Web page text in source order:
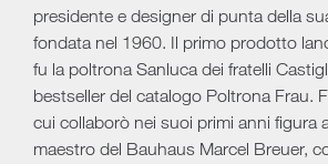
presidente e designer di punta della
fondata nel 1960. Il primo prodotto
fu la poltrona Sanluca dei fratelli
bestseller del catalogo Poltrona Frau.
cui collaborò nei suoi primi anni figura
maestro del Bauhaus Marcel Breuer,